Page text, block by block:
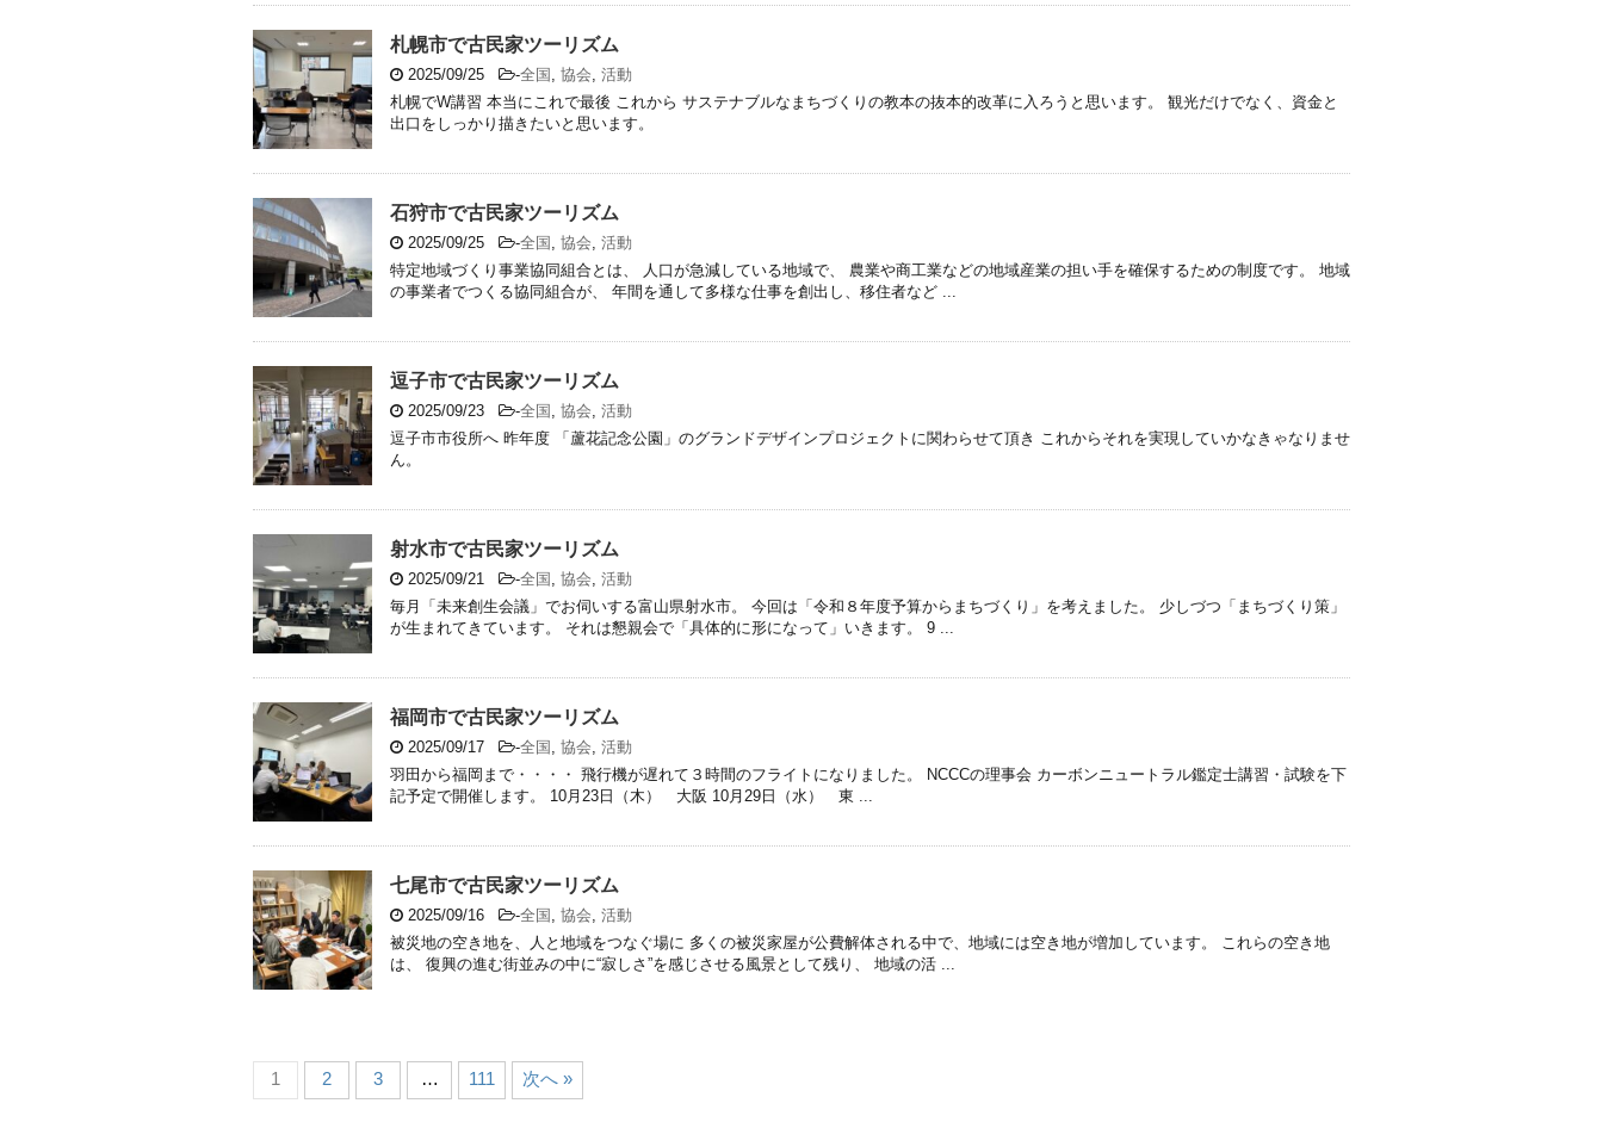
札幌市で古民家ツーリズム
2025/09/25 -全国 , 協会, 活動
札幌でW講習 本当にこれで最後 これから サステナブルなまちづくりの教本の抜本的改革に入ろうと思います。 観光だけでなく、資金と
出口をしっかり描きたいと思います。
石狩市で古民家ツーリズム
2025/09/25 -全国 , 協会, 活動
特定地域づくり事業協同組合とは、 人口が急減している地域で、 農業や商工業などの地域産業の担い手を確保するための制度です。 地域
の事業者でつくる協同組合が、 年間を通して多様な仕事を創出し、移住者など ...
逗子市で古民家ツーリズム
2025/09/23 -全国 , 協会, 活動
逗子市市役所へ 昨年度 「蘆花記念公園」のグランドデザインプロジェクトに関わらせて頂き これからそれを実現していかなきゃなりませ
ん。
射水市で古民家ツーリズム
2025/09/21 -全国 , 協会, 活動
毎月「未来創生会議」でお伺いする富山県射水市。 今回は「令和８年度予算からまちづくり」を考えました。 少しづつ「まちづくり策」
が生まれてきています。 それは懇親会で「具体的に形になって」いきます。 9 ...
福岡市で古民家ツーリズム
2025/09/17 -全国 , 協会, 活動
羽田から福岡まで・・・・ 飛行機が遅れて３時間のフライトになりました。 NCCCの理事会 カーボンニュートラル鑑定士講習・試験を下
記予定で開催します。 10月23日（木） 大阪 10月29日（水） 東 ...
七尾市で古民家ツーリズム
2025/09/16 -全国 , 協会, 活動
被災地の空き地を、人と地域をつなぐ場に 多くの被災家屋が公費解体される中で、地域には空き地が増加しています。 これらの空き地
は、 復興の進む街並みの中に“寂しさ”を感じさせる風景として残り、 地域の活 ...
1 2 3 … 111 次へ »